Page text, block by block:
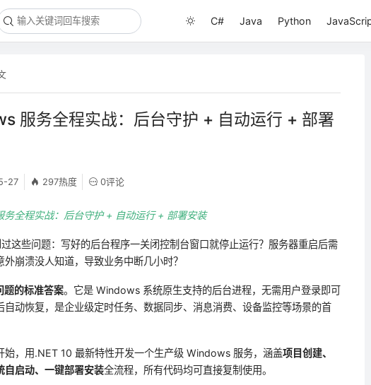
C# Java Python
服务全程实战：后台守护 + 自动运行 + 部署
27 297热度 0评论
全程实战：后台守护 + 自动运行 + 部署安装
这些问题：写好的后台程序一关闭控制台窗口就停止运行？服务器重启后需
崩溃没人知道，导致业务中断几小时？
的标准答案。它是 Windows 系统原生支持的后台进程，无需用户登录即可
自动恢复，是企业级定时任务、数据同步、消息消费、设备监控等场景的首
始，用.NET 10 最新特性开发一个生产级 Windows 服务，涵盖项目创建、
自启动、一键部署安装全流程，所有代码均可直接复制使用。